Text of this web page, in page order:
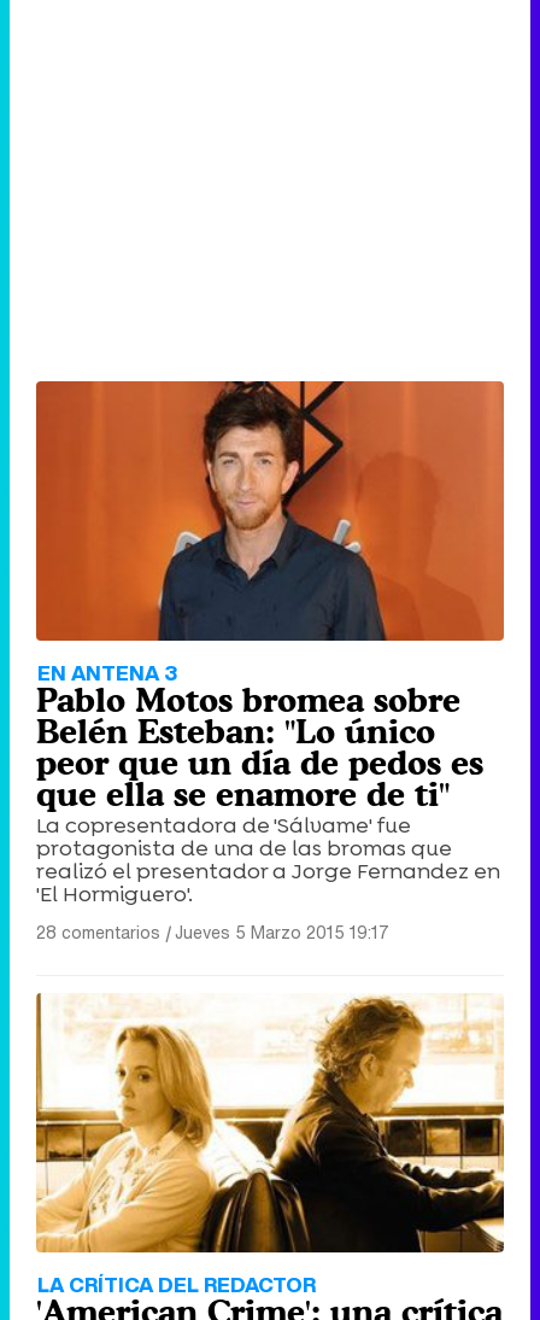
EN ANTENA 3
Pablo Motos bromea sobre
Belén Esteban: "Lo único
peor que un día de pedos es
que ella se enamore de ti"
La copresentadora de 'Sálvame' fue
protagonista de una de las bromas que
realizó el presentador a Jorge Fernandez en
'El Hormiguero'.
28 comentarios |Jueves 5 Marzo 2015 19:17
LA CRÍTICA DEL REDACTOR
'American Crime': una crítica